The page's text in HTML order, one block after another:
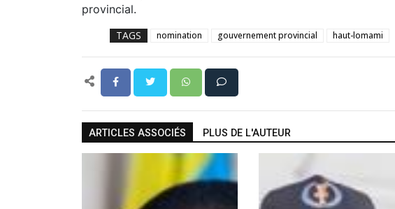
provincial.
TAGS nomination gouvernement provincial haut-lomami
ARTICLES ASSOCIÉS PLUS DE L'AUTEUR